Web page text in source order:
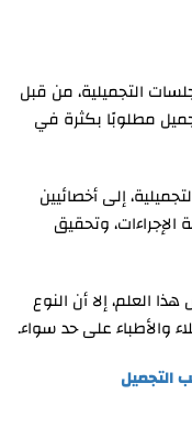
التجميلية، من قبل
مطلوبًا بكثرة في
إلى أخصائيين
وتحقيق
العلم، إلا أن النوع
والأطباء على حد سواء.
التجميل